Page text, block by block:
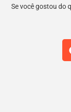
Se você gostou do